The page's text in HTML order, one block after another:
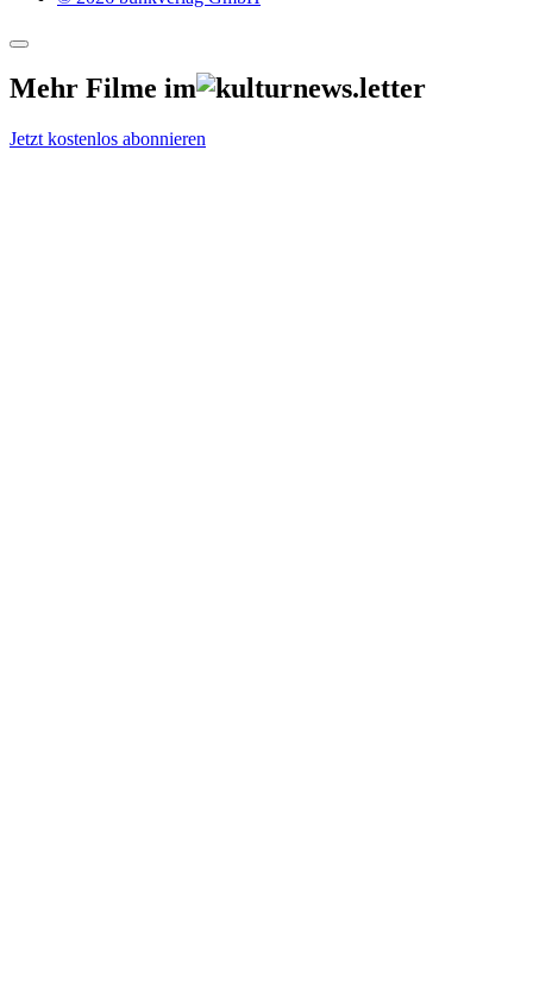
Mehr Filme im
Jetzt kostenlos abonnieren